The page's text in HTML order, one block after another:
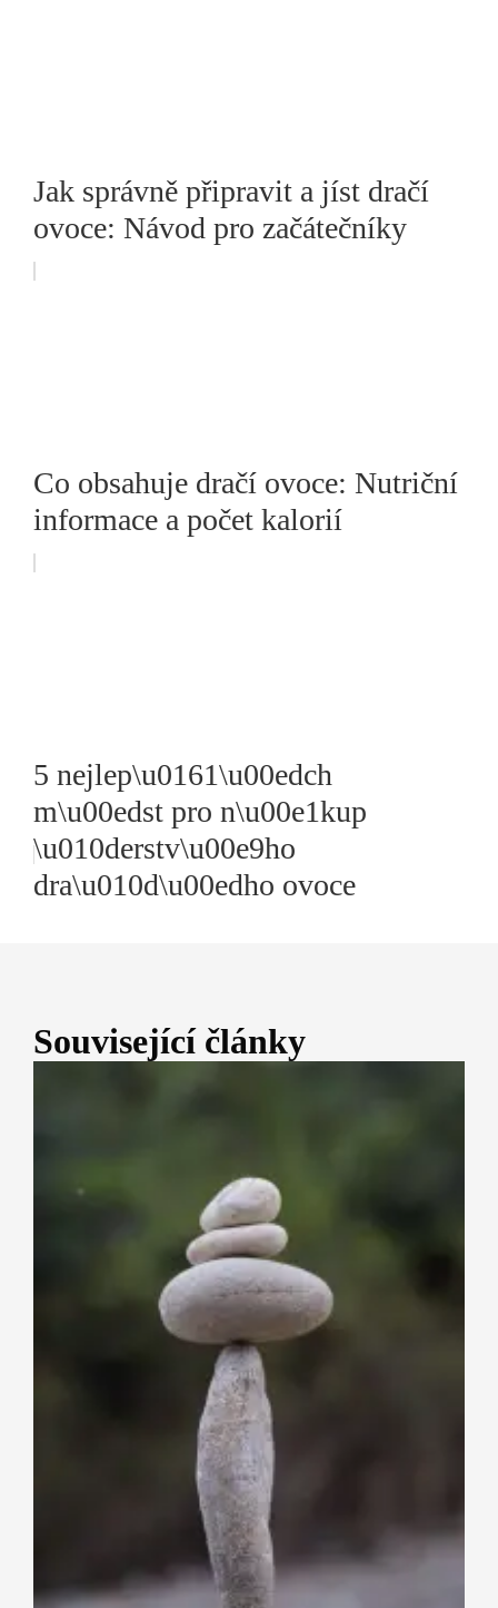
Jak správně připravit a jíst dračí
ovoce: Návod pro začátečníky
Co obsahuje dračí ovoce: Nutriční
informace a počet kalorií
5 nejlep\u0161\u00edch
m\u00edst pro n\u00e1kup
\u010derstv\u00e9ho
dra\u010d\u00edho ovoce
Související články